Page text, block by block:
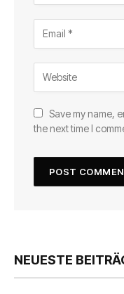
Save my name,
the next time I
NEUESTE